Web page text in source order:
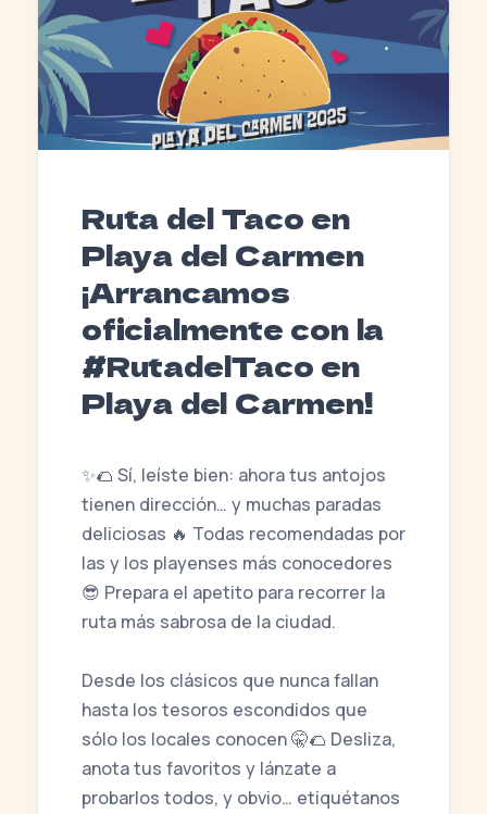
Ruta del Taco en
Playa del Carmen
¡Arrancamos
oficialmente con la
#RutadelTaco en
Playa del Carmen!
✨🌮 Sí, leíste bien: ahora tus antojos
tienen dirección… y muchas paradas
deliciosas 🔥 Todas recomendadas por
las y los playenses más conocedores
😎 Prepara el apetito para recorrer la
ruta más sabrosa de la ciudad.
Desde los clásicos que nunca fallan
hasta los tesoros escondidos que
sólo los locales conocen 🤫🌮 Desliza,
anota tus favoritos y lánzate a
probarlos todos, y obvio… etiquétanos